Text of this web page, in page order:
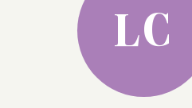
LC